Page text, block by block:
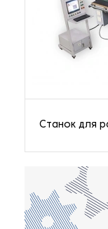
Станок для